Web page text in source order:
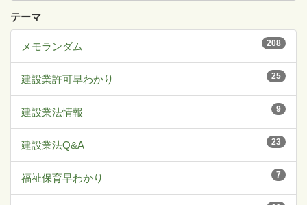
テーマ
208
メモランダム
25
建設業許可早わかり
9
建設業法情報
23
建設業法Q&A
7
福祉保育早わかり